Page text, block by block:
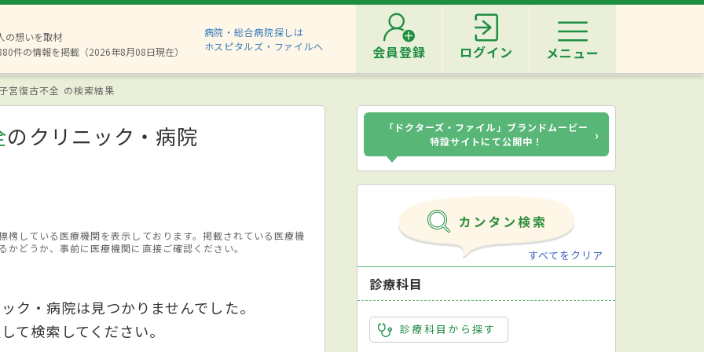
の想いを取材
件の情報を掲載（2026年8月08日現在）
病院・総合病院探しは
ホスピタルズ・ファイルへ
会員登録 ログイン メニュー
宮復古不全 の検索結果
のクリニック・病院
している医療機関を表示しております。掲載されている医療機
どうか、事前に医療機関に直接ご確認ください。
ク・病院は見つかりませんでした。
て検索してください。
「ドクターズ・ファイル」ブランドムービー
特設サイトにて公開中！
›
すべてをクリア
診療科目
診療科目から探す